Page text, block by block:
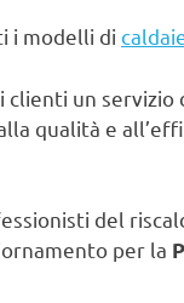
i modelli di
un
qualità e
del
per la